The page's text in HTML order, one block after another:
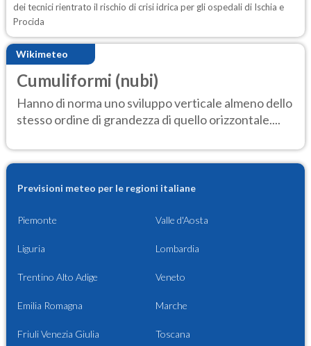
dei tecnici rientrato il rischio di crisi idrica per gli ospedali di Ischia e
Procida
Wikimeteo
Cumuliformi (nubi)
Hanno di norma uno sviluppo verticale almeno dello
stesso ordine di grandezza di quello orizzontale....
Previsioni meteo per le regioni italiane
Piemonte Valle d'Aosta
Liguria Lombardia
Trentino Alto Adige Veneto
Emilia Romagna Marche
Friuli Venezia Giulia Toscana